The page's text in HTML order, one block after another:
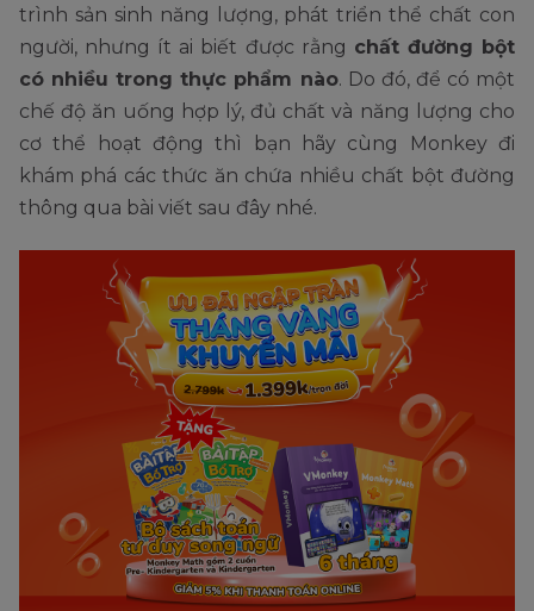
trình sản sinh năng lượng, phát triển thể chất con
người, nhưng ít ai biết được rằng chất đường bột
có nhiều trong thực phẩm nào. Do đó, để có một
chế độ ăn uống hợp lý, đủ chất và năng lượng cho
cơ thể hoạt động thì bạn hãy cùng Monkey đi
khám phá các thức ăn chứa nhiều chất bột đường
thông qua bài viết sau đây nhé.